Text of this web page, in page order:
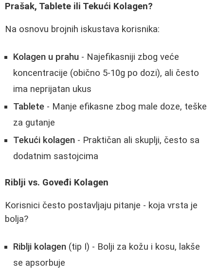
Prašak, Tablete ili Tekući Kolagen?
Na osnovu brojnih iskustava korisnika:
Kolagen u prahu - Najefikasniji zbog veće
koncentracije (obično 5-10g po dozi), ali često
ima neprijatan ukus
Tablete - Manje efikasne zbog male doze, teške
za gutanje
Tekući kolagen - Praktičan ali skuplji, često sa
dodatnim sastojcima
Riblji vs. Goveđi Kolagen
Korisnici često postavljaju pitanje - koja vrsta je
bolja?
Riblji kolagen (tip I) - Bolji za kožu i kosu, lakše
se apsorbuje